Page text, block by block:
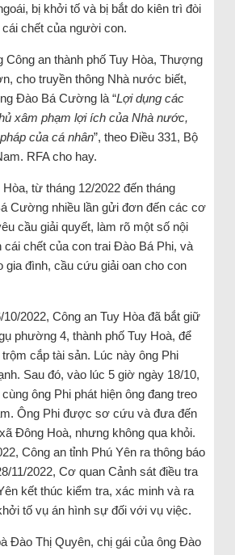
bị khởi tố và bị bắt do kiên trì đòi
chết của người con.
Công an thành phố Tuy Hòa, Thượng
cho truyền thông Nhà nước biết,
Đào Bá Cường là “Lợi dụng các
xâm phạm lợi ích của Nhà nước,
của cá nhân”, theo Điều 331, Bộ
RFA cho hay.
từ tháng 12/2022 đến tháng
Cường nhiều lần gửi đơn đến các cơ
cầu giải quyết, làm rõ một số nội
cái chết của con trai Đào Bá Phi, và
gia đình, cầu cứu giải oan cho con
2022, Công an Tuy Hòa đã bắt giữ
phường 4, thành phố Tuy Hoà, để
cắp tài sản. Lúc này ông Phi
Sau đó, vào lúc 5 giờ ngày 18/10,
ông Phi phát hiện ông đang treo
Ông Phi được sơ cứu và đưa đến
Đông Hoà, nhưng không qua khỏi.
Công an tỉnh Phú Yên ra thông báo
11/2022, Cơ quan Cảnh sát điều tra
kết thúc kiểm tra, xác minh và ra
tố vụ án hình sự đối với vụ việc.
Đào Thị Quyên, chị gái của ông Đào